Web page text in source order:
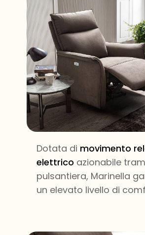
Dotata di movimento
elettrico azionabile
pulsantiera, Marinella
un elevato livello di